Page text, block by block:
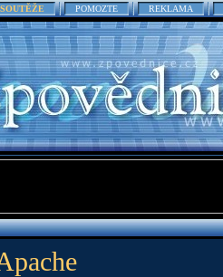
SOUTĚŽE POMOZTE REKLAMA